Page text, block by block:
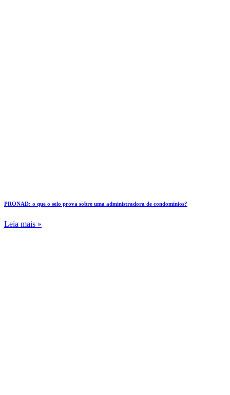
PRONAD: o que o selo prova sobre uma administradora de condomínios?
Leia mais »